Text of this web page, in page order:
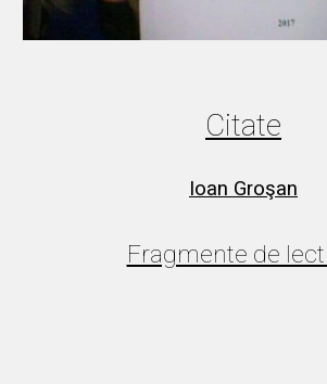
Citate
Ioan Groşan
Fragmente de